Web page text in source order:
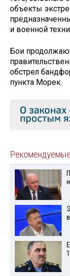
объекты
и военной
Бои
обстрел
пункта Морек.